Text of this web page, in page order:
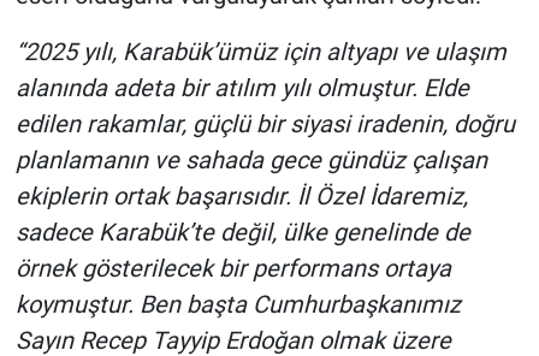
“2025 yılı, Karabük’ümüz için altyapı ve ulaşım
alanında adeta bir atılım yılı olmuştur. Elde
edilen rakamlar, güçlü bir siyasi iradenin, doğru
planlamanın ve sahada gece gündüz çalışan
ekiplerin ortak başarısıdır. İl Özel İdaremiz,
sadece Karabük’te değil, ülke genelinde de
örnek gösterilecek bir performans ortaya
koymuştur. Ben başta Cumhurbaşkanımız
Sayın Recep Tayyip Erdoğan olmak üzere